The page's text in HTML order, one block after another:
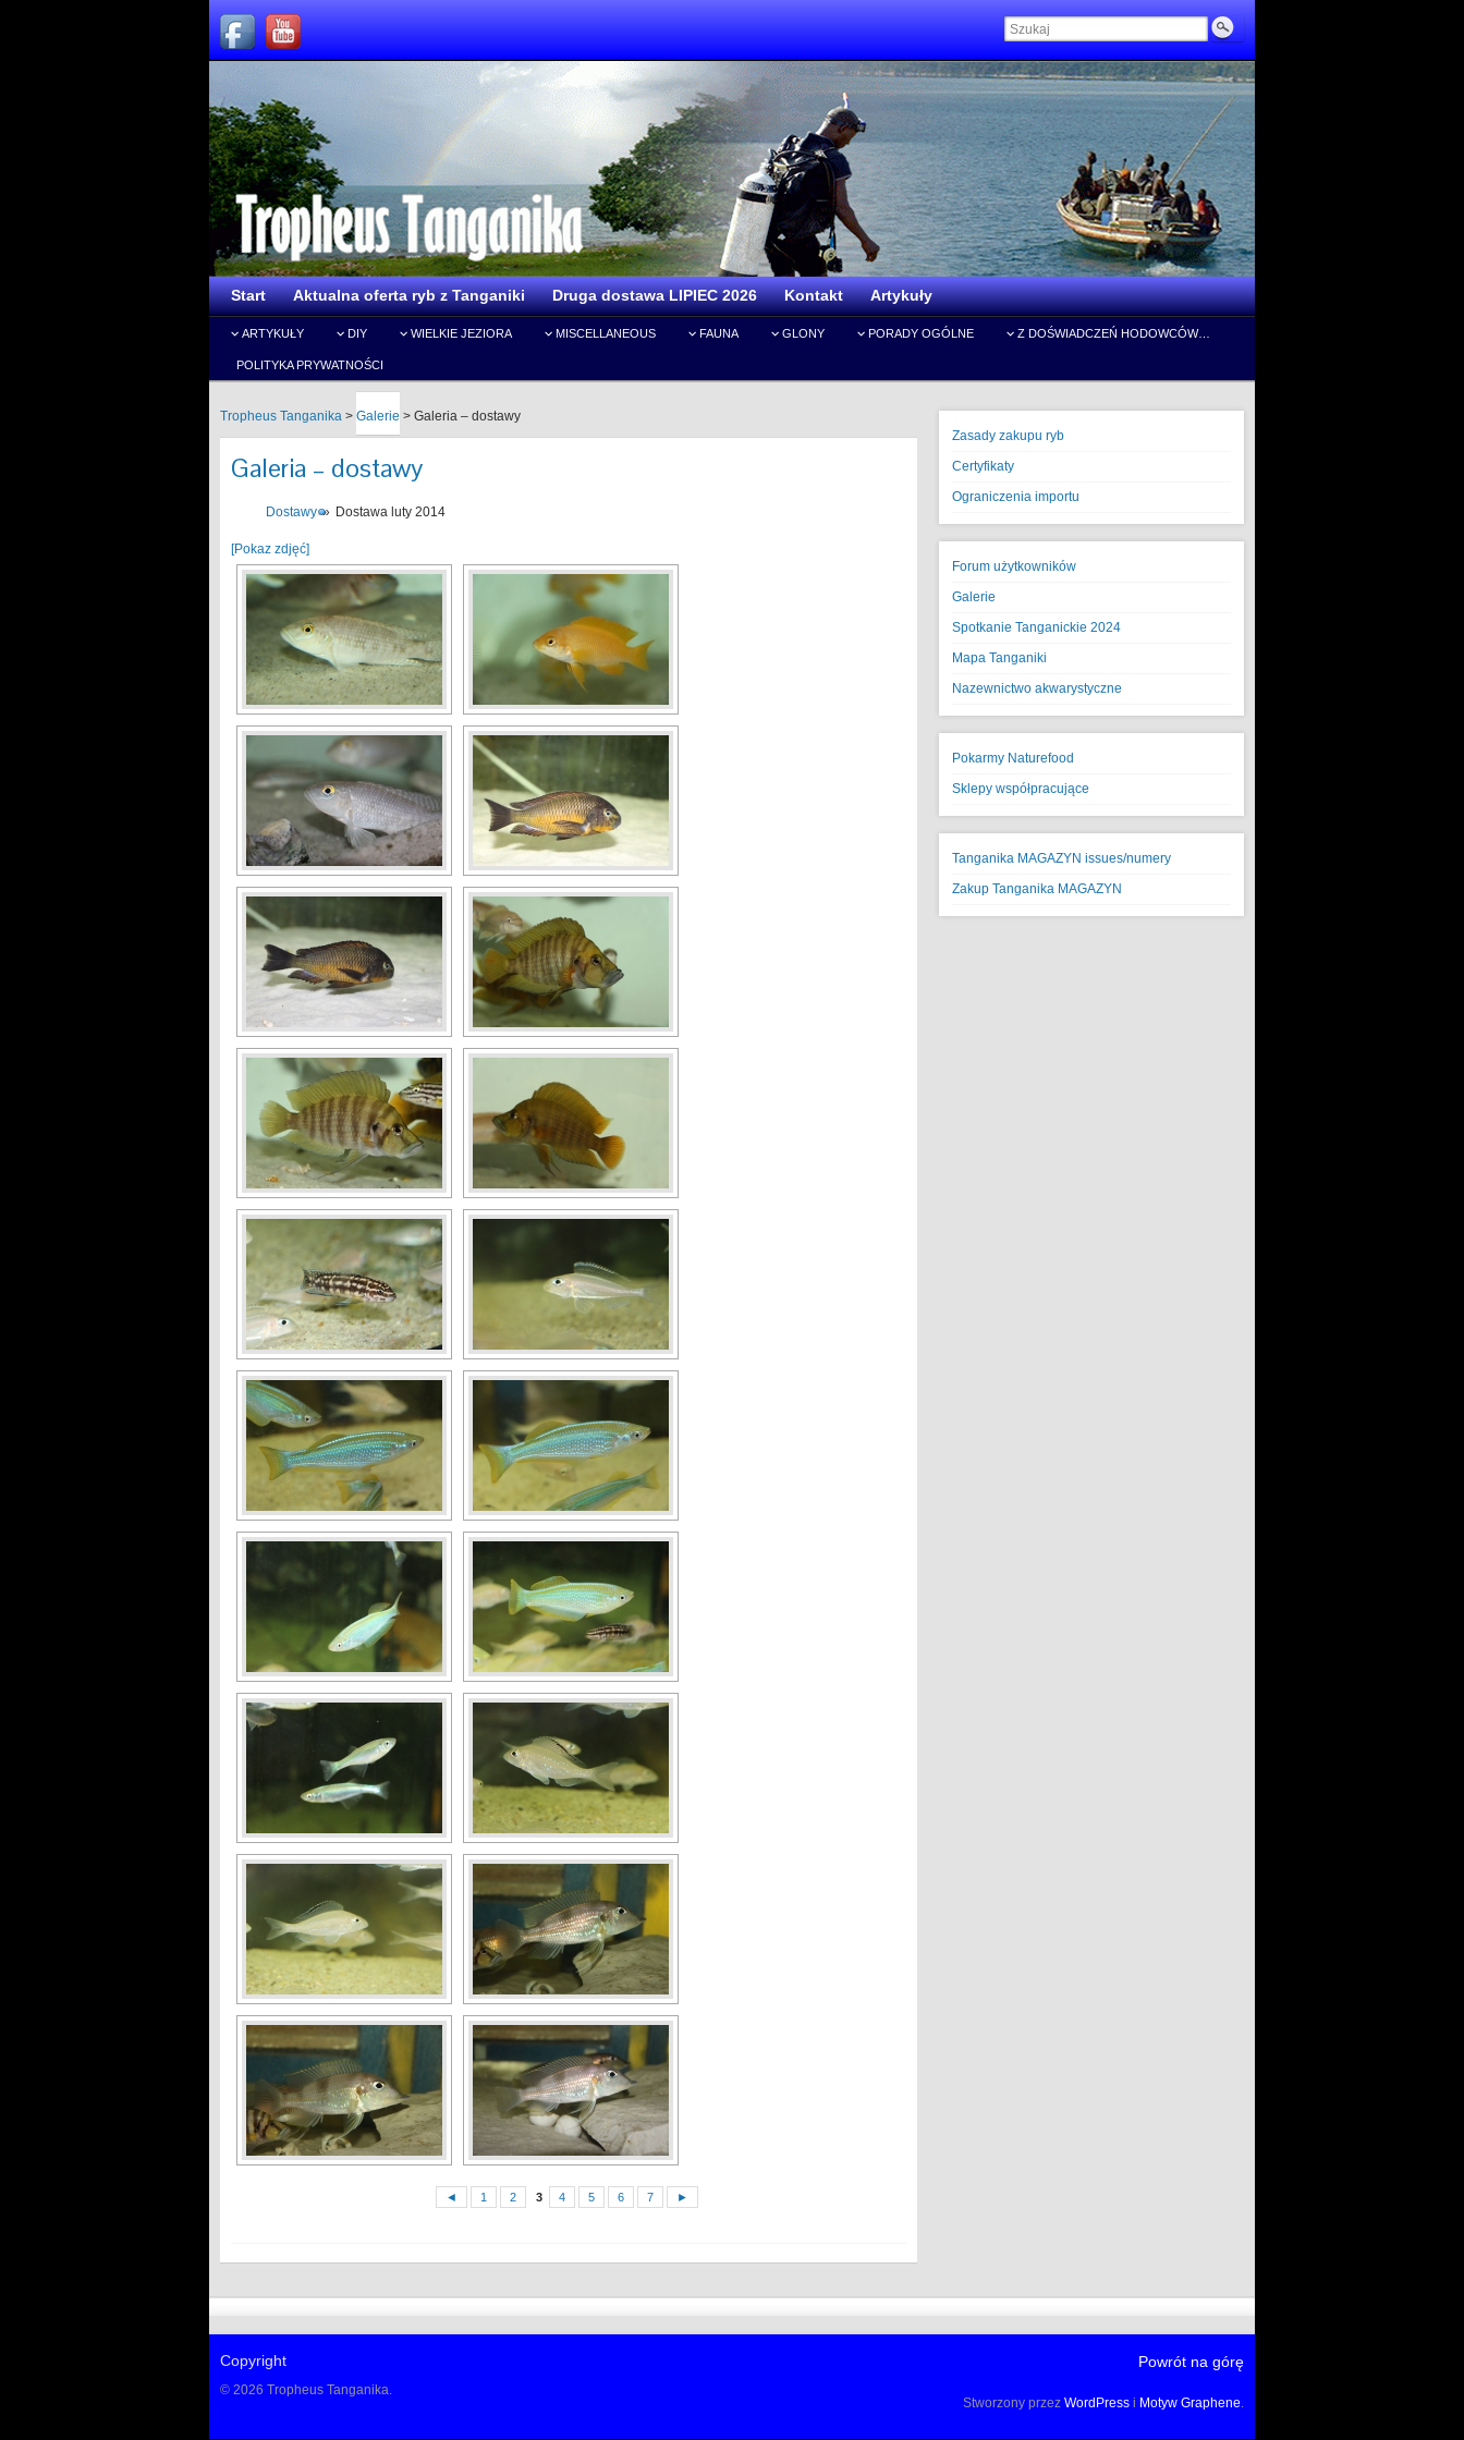
Start Aktualna oferta ryb z Tanganiki Druga dostawa LIPIEC 2026 Kontakt Artykuły
ARTYKUŁY DIY WIELKIE JEZIORA MISCELLANEOUS FAUNA GLONY PORADY OGÓLNE Z DOŚWIADCZEŃ HODOWCÓW…
POLITYKA PRYWATNOŚCI
Tropheus Tanganika > Galerie > Galeria – dostawy
Galeria – dostawy
Dostawy » Dostawa luty 2014
[Pokaz zdjęć]
◄ 1 2 3 4 5 6 7 ►
Zasady zakupu ryb
Certyfikaty
Ograniczenia importu
Forum użytkowników
Galerie
Spotkanie Tanganickie 2024
Mapa Tanganiki
Nazewnictwo akwarystyczne
Pokarmy Naturefood
Sklepy współpracujące
Tanganika MAGAZYN issues/numery
Zakup Tanganika MAGAZYN
Copyright
© 2026 Tropheus Tanganika.
Powrót na górę
Stworzony przez WordPress i Motyw Graphene.